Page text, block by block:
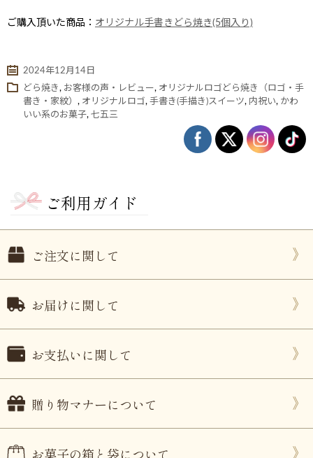
い
退職・異動の挨拶におすすめのお菓子ギ
もらっ
ご購入頂いた商品： オリジナル手書きどら焼き(5個入り)
2024年12月14日
どら焼き, お客様の声・レビュー, オリジナルロゴどら焼き（ロゴ・手
書き・家紋） , オリジナルロゴ, 手書き(手描き)スイーツ, 内祝い, かわ
いい系のお菓子, 七五三
ご利用ガイド
ご注文に関して
お届けに関して
お支払いに関して
贈り物マナーについて
お菓子の箱と袋について